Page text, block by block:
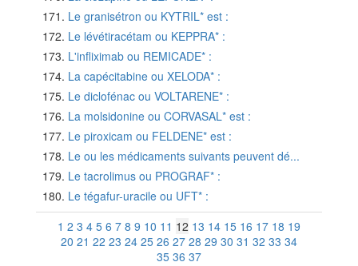
Le granisétron ou KYTRIL* est :
Le lévétiracétam ou KEPPRA* :
L'infliximab ou REMICADE* :
La capécitabine ou XELODA* :
Le diclofénac ou VOLTARENE* :
La molsidonine ou CORVASAL* est :
Le piroxicam ou FELDENE* est :
Le ou les médicaments suivants peuvent dé...
Le tacrolimus ou PROGRAF* :
Le tégafur-uracile ou UFT* :
1 2 3 4 5 6 7 8 9 10 11 12 13 14 15 16 17 18 19
20 21 22 23 24 25 26 27 28 29 30 31 32 33 34
35 36 37